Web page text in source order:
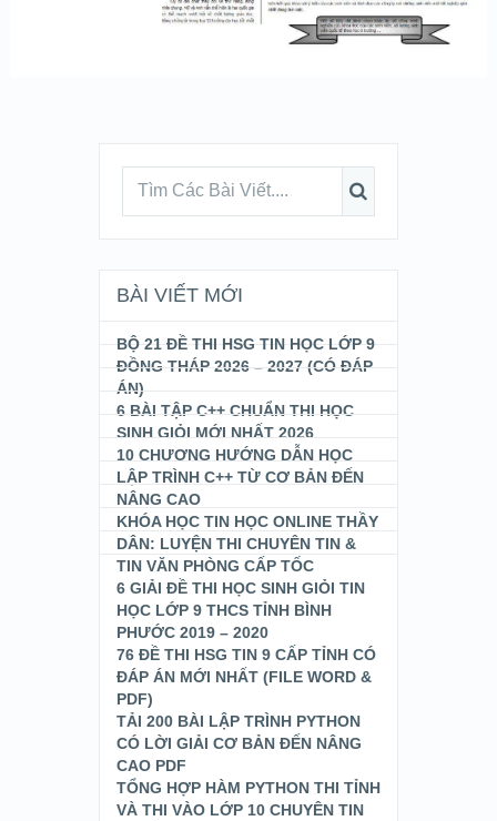
BÀI VIẾT MỚI
BỘ 21 ĐỀ THI HSG TIN HỌC LỚP 9
ĐỒNG THÁP 2026 – 2027 (CÓ ĐÁP
ÁN)
6 BÀI TẬP C++ CHUẨN THI HỌC
SINH GIỎI MỚI NHẤT 2026
10 CHƯƠNG HƯỚNG DẪN HỌC
LẬP TRÌNH C++ TỪ CƠ BẢN ĐẾN
NÂNG CAO
KHÓA HỌC TIN HỌC ONLINE THẦY
DÂN: LUYỆN THI CHUYÊN TIN &
TIN VĂN PHÒNG CẤP TỐC
6 GIẢI ĐỀ THI HỌC SINH GIỎI TIN
HỌC LỚP 9 THCS TỈNH BÌNH
PHƯỚC 2019 – 2020
76 ĐỀ THI HSG TIN 9 CẤP TỈNH CÓ
ĐÁP ÁN MỚI NHẤT (FILE WORD &
PDF)
TẢI 200 BÀI LẬP TRÌNH PYTHON
CÓ LỜI GIẢI CƠ BẢN ĐẾN NÂNG
CAO PDF
TỔNG HỢP HÀM PYTHON THI TỈNH
VÀ THI VÀO LỚP 10 CHUYÊN TIN